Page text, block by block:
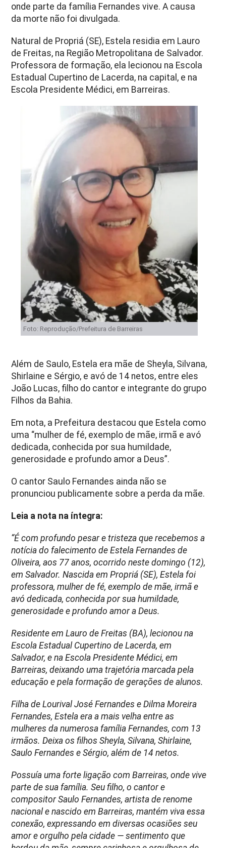
onde parte da família Fernandes vive. A causa
da morte não foi divulgada.
Natural de Propriá (SE), Estela residia em Lauro
de Freitas, na Região Metropolitana de Salvador.
Professora de formação, ela lecionou na Escola
Estadual Cupertino de Lacerda, na capital, e na
Escola Presidente Médici, em Barreiras.
Foto: Reprodução/Prefeitura de Barreiras
Além de Saulo, Estela era mãe de Sheyla, Silvana,
Shirlaine e Sérgio, e avó de 14 netos, entre eles
João Lucas, filho do cantor e integrante do grupo
Filhos da Bahia.
Em nota, a Prefeitura destacou que Estela como
uma “mulher de fé, exemplo de mãe, irmã e avó
dedicada, conhecida por sua humildade,
generosidade e profundo amor a Deus”.
O cantor Saulo Fernandes ainda não se
pronunciou publicamente sobre a perda da mãe.
Leia a nota na íntegra:
“É com profundo pesar e tristeza que recebemos a
notícia do falecimento de Estela Fernandes de
Oliveira, aos 77 anos, ocorrido neste domingo (12),
em Salvador. Nascida em Propriá (SE), Estela foi
professora, mulher de fé, exemplo de mãe, irmã e
avó dedicada, conhecida por sua humildade,
generosidade e profundo amor a Deus.
Residente em Lauro de Freitas (BA), lecionou na
Escola Estadual Cupertino de Lacerda, em
Salvador, e na Escola Presidente Médici, em
Barreiras, deixando uma trajetória marcada pela
educação e pela formação de gerações de alunos.
Filha de Lourival José Fernandes e Dilma Moreira
Fernandes, Estela era a mais velha entre as
mulheres da numerosa família Fernandes, com 13
irmãos. Deixa os filhos Sheyla, Silvana, Shirlaine,
Saulo Fernandes e Sérgio, além de 14 netos.
Possuía uma forte ligação com Barreiras, onde vive
parte de sua família. Seu filho, o cantor e
compositor Saulo Fernandes, artista de renome
nacional e nascido em Barreiras, mantém viva essa
conexão, expressando em diversas ocasiões seu
amor e orgulho pela cidade — sentimento que